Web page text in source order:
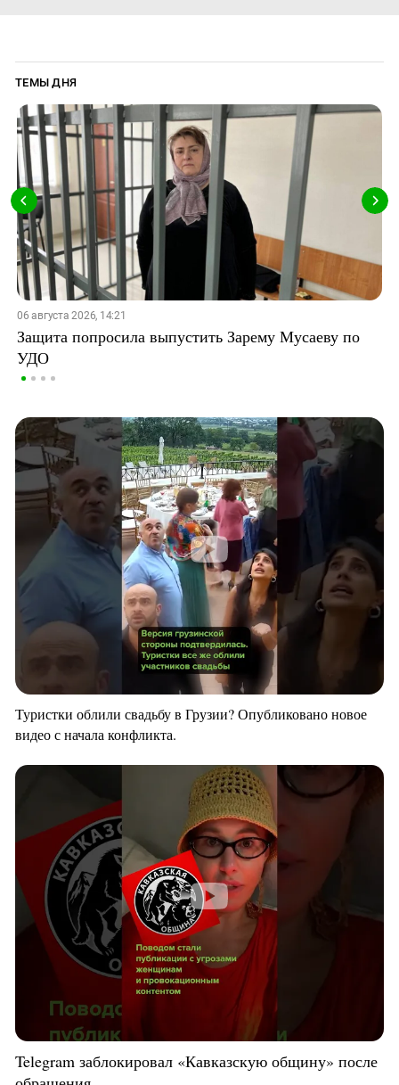
ТЕМЫ ДНЯ
06 августа 2026, 14:21
Защита попросила выпустить Зарему Мусаеву по
УДО
Туристки облили свадьбу в Грузии? Опубликовано новое
видео с начала конфликта.
Telegram заблокировал «Кавказскую общину» после